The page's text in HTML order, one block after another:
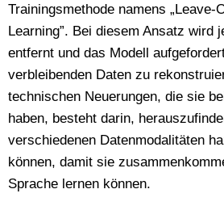
Trainingsmethode namens „Leave-
Learning”. Bei diesem Ansatz wird
entfernt und das Modell
verbleibenden Daten zu
technischen Neuerungen, die sie
haben, besteht darin,
verschiedenen Datenmodalitäten
können, damit sie
Sprache lernen können.